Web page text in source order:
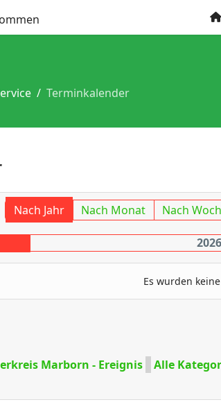
Terminkalender
Nach Jahr Nach Monat Nach
2026
Es wurden
Marborn - Ereignis Alle